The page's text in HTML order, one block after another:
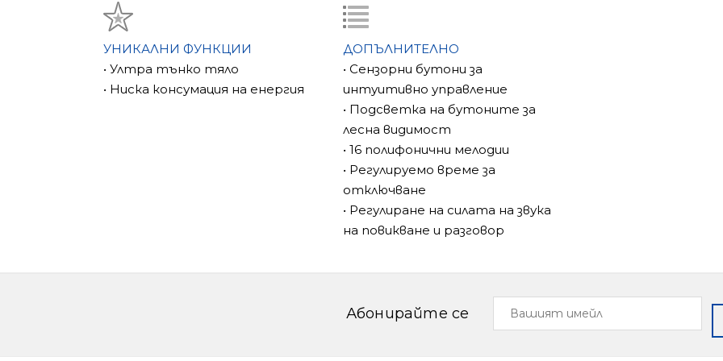
УНИКАЛНИ ФУНКЦИИ
• Ултра тънко тяло
• Ниска консумация на енергия
ДОПЪЛНИТЕЛНО
• Сензорни бутони за
интуитивно управление
• Подсветка на бутоните за
лесна видимост
• 16 полифонични мелодии
• Регулируемо време за
отключване
• Регулиране на силата на звука
на повикване и разговор
Абонирайте се
Вашият
имейл